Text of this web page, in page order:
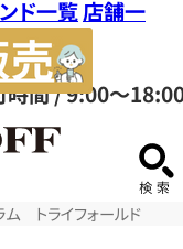
時間 / 9:00～
ド一覧店舗一
サ
ム トライフォールド ウ